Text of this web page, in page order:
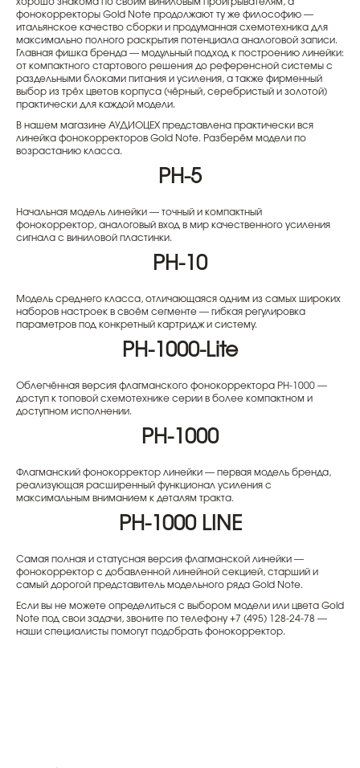
фонокорректоры Gold Note продолжают ту же философию —
итальянское качество сборки и продуманная схемотехника для
максимально полного раскрытия потенциала аналоговой записи.
Главная фишка бренда — модульный подход к построению линейки:
от компактного стартового решения до референсной системы с
раздельными блоками питания и усиления, а также фирменный
выбор из трёх цветов корпуса (чёрный, серебристый и золотой)
практически для каждой модели.
В нашем магазине АУДИОЦЕХ представлена практически вся
линейка фонокорректоров Gold Note. Разберём модели по
возрастанию класса.
PH-5
Начальная модель линейки — точный и компактный
фонокорректор, аналоговый вход в мир качественного усиления
сигнала с виниловой пластинки.
PH-10
Модель среднего класса, отличающаяся одним из самых широких
наборов настроек в своём сегменте — гибкая регулировка
параметров под конкретный картридж и систему.
PH-1000-Lite
Облегчённая версия флагманского фонокорректора PH-1000 —
доступ к топовой схемотехнике серии в более компактном и
доступном исполнении.
PH-1000
Флагманский фонокорректор линейки — первая модель бренда,
реализующая расширенный функционал усиления с
максимальным вниманием к деталям тракта.
PH-1000 LINE
Самая полная и статусная версия флагманской линейки —
фонокорректор с добавленной линейной секцией, старший и
самый дорогой представитель модельного ряда Gold Note.
Если вы не можете определиться с выбором модели или цвета Gold
Note под свои задачи, звоните по телефону +7 (495) 128-24-78 —
наши специалисты помогут подобрать фонокорректор.